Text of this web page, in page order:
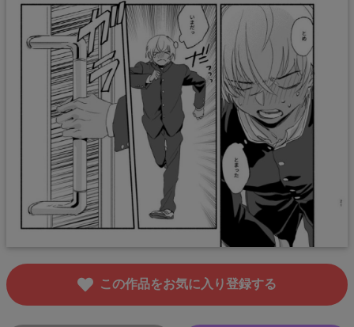
この作品をお気に入り登録する